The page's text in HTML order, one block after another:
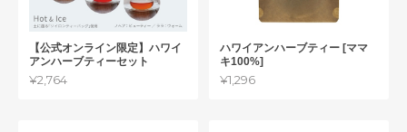
【公式オンライン限定】ハワイ
アンハーブティーセット
¥2,764
ハワイアンハーブティー [ママ
キ100%]
¥1,296